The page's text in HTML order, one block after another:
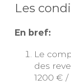
Les
En bref:
Le
des
1200 €